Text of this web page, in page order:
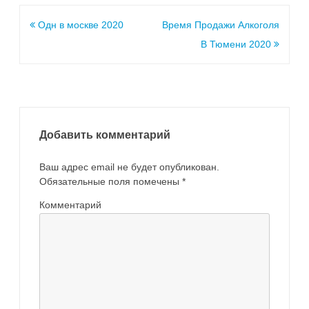
Одн в москве 2020
Время Продажи Алкоголя
В Тюмени 2020
Добавить комментарий
Ваш адрес email не будет опубликован.
Обязательные поля помечены *
Комментарий